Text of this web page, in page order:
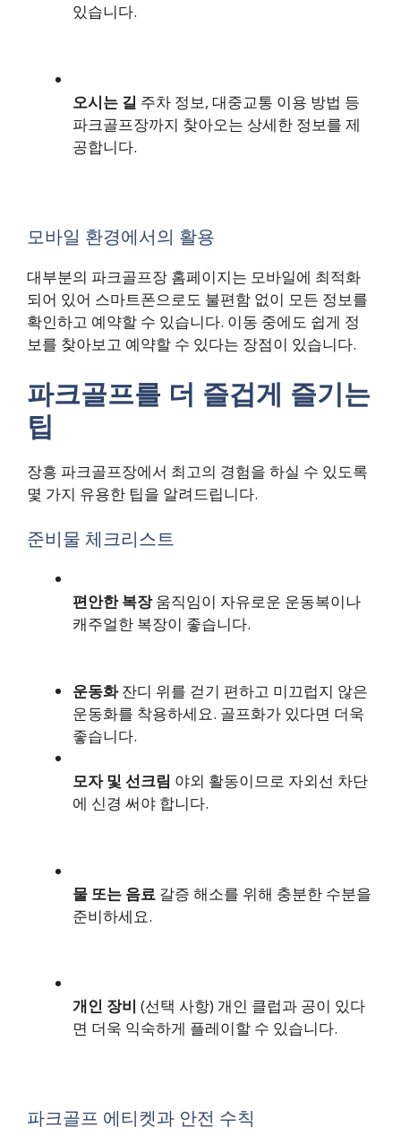
있습니다.
오시는 길 주차 정보, 대중교통 이용 방법 등
파크골프장까지 찾아오는 상세한 정보를 제
공합니다.
모바일 환경에서의 활용
대부분의 파크골프장 홈페이지는 모바일에 최적화
되어 있어 스마트폰으로도 불편함 없이 모든 정보를
확인하고 예약할 수 있습니다. 이동 중에도 쉽게 정
보를 찾아보고 예약할 수 있다는 장점이 있습니다.
파크골프를 더 즐겁게 즐기는
팁
장흥 파크골프장에서 최고의 경험을 하실 수 있도록
몇 가지 유용한 팁을 알려드립니다.
준비물 체크리스트
편안한 복장움직임이 자유로운 운동복이나
캐주얼한 복장이 좋습니다.
운동화잔디 위를 걷기 편하고 미끄럽지 않은
운동화를 착용하세요. 골프화가 있다면 더욱
좋습니다.
모자 및 선크림 야외 활동이므로 자외선 차단
에 신경 써야 합니다.
물 또는 음료 갈증 해소를 위해 충분한 수분을
준비하세요.
개인 장비 (선택 사항) 개인 클럽과 공이 있다
면 더욱 익숙하게 플레이할 수 있습니다.
파크골프 에티켓과 안전 수칙